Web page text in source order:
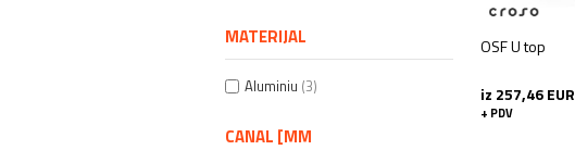
MATERIJAL
Aluminiu (3)
CANAL [MM
OSF U top
iz 257,46 EUR
+ PDV